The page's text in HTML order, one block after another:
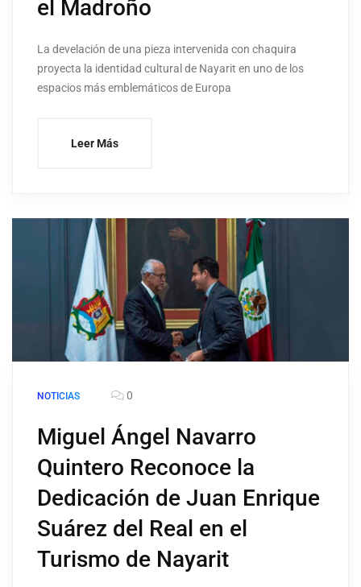
el Madroño
La develación de una pieza intervenida con chaquira
proyecta la identidad cultural de Nayarit en uno de los
espacios más emblemáticos de Europa
Leer Más
NOTICIAS 0
Miguel Ángel Navarro
Quintero Reconoce la
Dedicación de Juan Enrique
Suárez del Real en el
Turismo de Nayarit